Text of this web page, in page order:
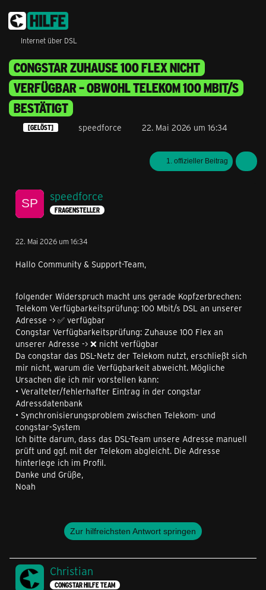
Internet über DSL
CONGSTAR ZUHAUSE 100 FLEX NICHT
VERFÜGBAR – OBWOHL TELEKOM 100 MBIT/S
BESTÄTIGT
[GELÖST] speedforce 22. Mai 2026 um 16:34
1. offizieller Beitrag
speedforce
FRAGENSTELLER
22. Mai 2026 um 16:34
Hallo Community & Support-Team,
folgender Widerspruch macht uns gerade Kopfzerbrechen:
Telekom Verfügbarkeitsprüfung: 100 Mbit/s DSL an unserer
Adresse -> ✅ verfügbar
Congstar Verfügbarkeitsprüfung: Zuhause 100 Flex an
unserer Adresse -> ❌ nicht verfügbar
Da congstar das DSL-Netz der Telekom nutzt, erschließt sich
mir nicht, warum die Verfügbarkeit abweicht. Mögliche
Ursachen die ich mir vorstellen kann:
• Veralteter/fehlerhafter Eintrag in der congstar
Adressdatenbank
• Synchronisierungsproblem zwischen Telekom- und
congstar-System
Ich bitte darum, dass das DSL-Team unsere Adresse manuell
prüft und ggf. mit der Telekom abgleicht. Die Adresse
hinterlege ich im Profil.
Danke und Grüße,
Noah
Zur hilfreichsten Antwort springen
Christian
CONGSTAR HILFE TEAM